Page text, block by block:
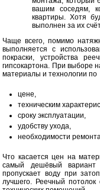
вашим соседям,
квартиры. Хотя
выполнен за их
Чаще всего, помимо
выполняется с
покраски, устройства
гипсокартона. При выборе
материалы и технологии по
цене,
техническим
сроку эксплуатации,
удобству ухода,
необходимости
Что касается цен на
самый дешёвый
пропускает воду при
лучшего. Реечный